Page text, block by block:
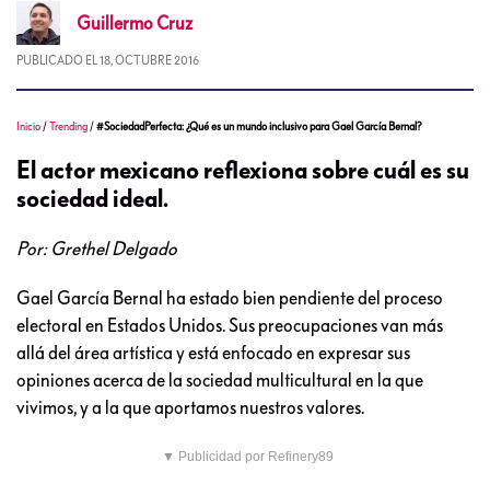
Guillermo Cruz
PUBLICADO EL 18, OCTUBRE 2016
Inicio /Trending /#SociedadPerfecta: ¿Qué es un mundo inclusivo para Gael García Bernal?
El actor mexicano reflexiona sobre cuál es su
sociedad ideal.
Por: Grethel Delgado
Gael García Bernal ha estado bien pendiente del proceso
electoral en Estados Unidos. Sus preocupaciones van más
allá del área artística y está enfocado en expresar sus
opiniones acerca de la sociedad multicultural en la que
vivimos, y a la que aportamos nuestros valores.
▼ Publicidad por Refinery89